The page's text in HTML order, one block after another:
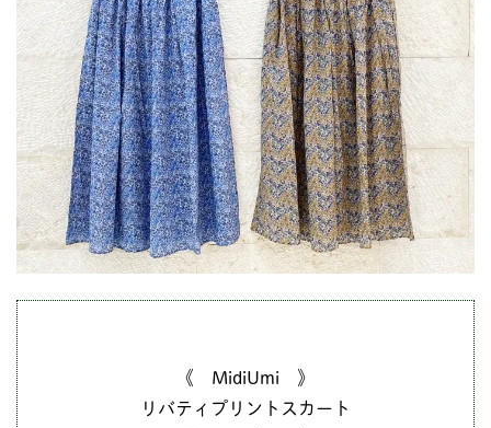
《 MidiUmi 》
リバティプリントスカート